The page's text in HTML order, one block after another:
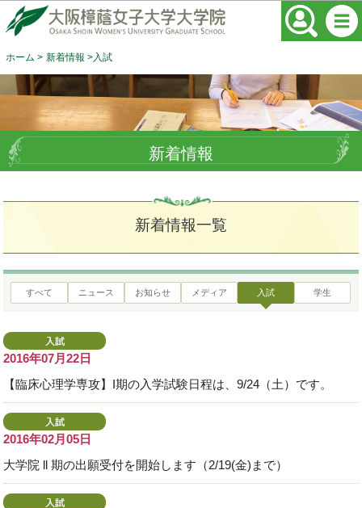
ホーム 新着情報 入試
新着情報
新着情報一覧
すべて ニュース お知らせ メディア 入試 学生
2016年07月22日
【臨床心理学専攻】I期の入学試験日程は、9/24（土）です。
2016年02月05日
大学院 ll 期の出願受付を開始します（2/19(金)まで）